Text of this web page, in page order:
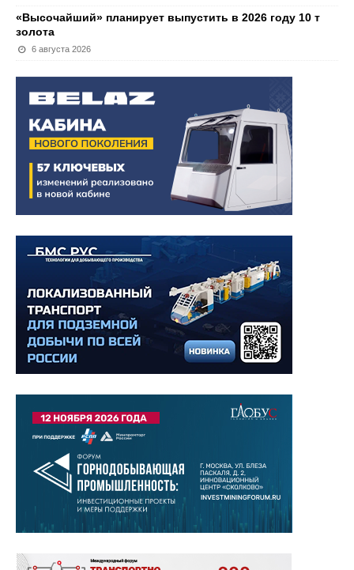
«Высочайший» планирует выпустить в 2026 году 10 т
золота
6 августа 2026